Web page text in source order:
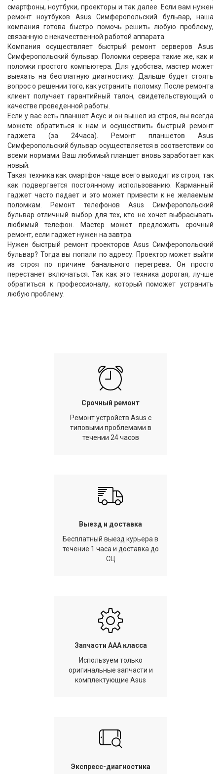
смартфоны, ноутбуки, проекторы и так далее. Если вам нужен
ремонт ноутбуков Asus Симферопольский бульвар, наша
компания готова быстро помочь решить любую проблему,
связанную с некачественной работой аппарата.
Компания осуществляет быстрый ремонт серверов Asus
Симферопольский бульвар. Поломки сервера такие же, как и
поломки простого компьютера. Для удобства, мастер может
выехать на бесплатную диагностику. Дальше будет стоять
вопрос о решении того, как устранить поломку. После ремонта
клиент получает гарантийный талон, свидетельствующий о
качестве проведенной работы.
Если у вас есть планшет Асус и он вышел из строя, вы всегда
можете обратиться к нам и осуществить быстрый ремонт
гаджета (за 24часа). Ремонт планшетов Asus
Симферопольский бульвар осуществляется в соответствии со
всеми нормами. Ваш любимый планшет вновь заработает как
новый.
Такая техника как смартфон чаще всего выходит из строя, так
как подвергается постоянному использованию. Карманный
гаджет часто падает и это может привести к не желаемым
поломкам. Ремонт телефонов Asus Симферопольский
бульвар отличный выбор для тех, кто не хочет выбрасывать
любимый телефон. Мастер может предложить срочный
ремонт, если гаджет нужен на завтра.
Нужен быстрый ремонт проекторов Asus Симферопольский
бульвар? Тогда вы попали по адресу. Проектор может выйти
из строя по причине банального перегрева. Он просто
перестанет включаться. Так как это техника дорогая, лучше
обратиться к профессионалу, который поможет устранить
любую проблему.
Срочный ремонт
Ремонт устройств Asus с
типовыми проблемами в
течении 24 часов
Выезд и доставка
Бесплатный выезд курьера в
течение 1 часа и доставка до
СЦ
Запчасти AAA класса
Используем только
оригинальные запчасти и
комплектующие Asus
Экспресс-диагностика